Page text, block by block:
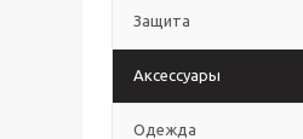
Защита
Аксессуары
Одежда